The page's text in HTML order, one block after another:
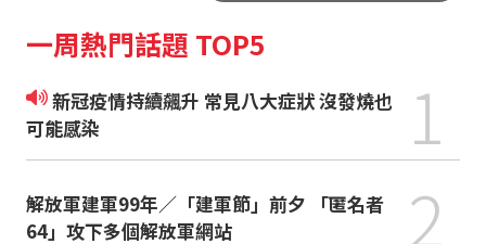
一周熱門話題 TOP5
新冠疫情持續飆升 常見八大症狀 沒發燒也
可能感染
1
解放軍建軍99年／「建軍節」前夕 「匿名者
64」攻下多個解放軍網站
2